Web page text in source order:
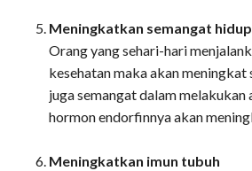
Meningkatkan semangat hidup
Orang yang sehari-hari
kesehatan maka akan meningkat
juga semangat dalam
hormon endorfinnya akan
Meningkatkan imun tubuh